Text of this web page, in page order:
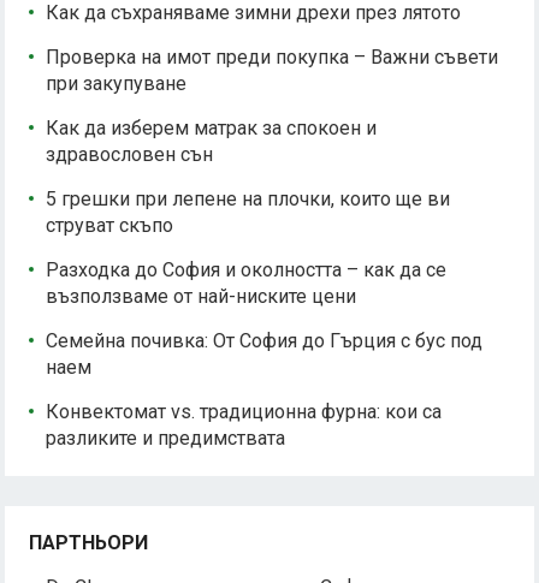
Как да съхраняваме зимни дрехи през лятото
Проверка на имот преди покупка – Важни съвети
при закупуване
Как да изберем матрак за спокоен и
здравословен сън
5 грешки при лепене на плочки, които ще ви
струват скъпо
Разходка до София и околността – как да се
възползваме от най-ниските цени
Семейна почивка: От София до Гърция с бус под
наем
Конвектомат vs. традиционна фурна: кои са
разликите и предимствата
ПАРТНЬОРИ